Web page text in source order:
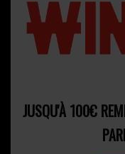
JUSQU'À 100€